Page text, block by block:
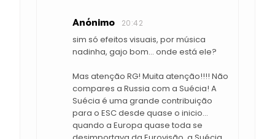
Anónimo 20:42
sim só efeitos visuais, por música
nadinha, gajo bom... onde está ele?
Mas atenção RG! Muita atenção!!!! Não
compares a Russia com a Suécia! A
Suécia é uma grande contribuição
para o ESC desde quase o inicio...
quando a Europa quase toda se